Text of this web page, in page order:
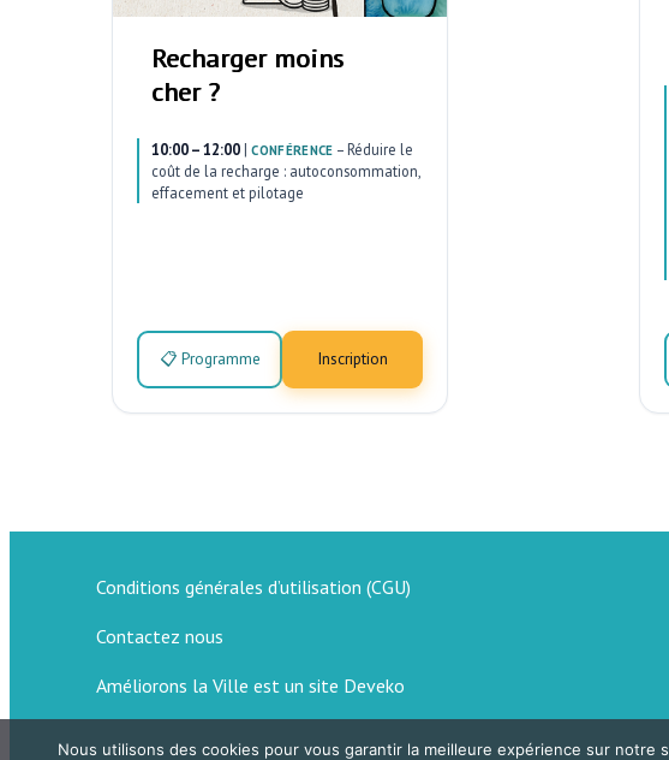
Recharger moins
cher ?
10:00 – 12:00 |CONFÉRENCE – Réduire le
coût de la recharge : autoconsommation,
effacement et pilotage
📋 Programme Inscription
Conditions générales d’utilisation (CGU)
Contactez nous
Améliorons la Ville est un site Deveko
Nous utilisons des cookies pour vous garantir la meilleure expérience sur